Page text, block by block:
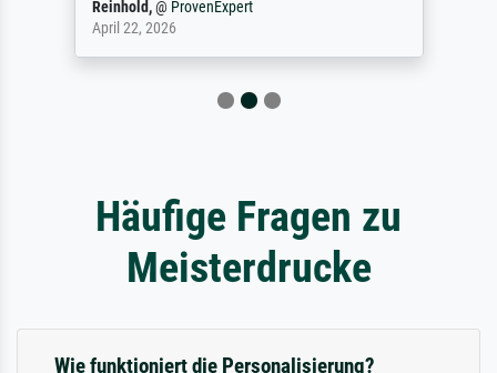
Reinhold,@ ProvenExpert
April 22, 2026
Häufige Fragen zu
Meisterdrucke
Wie funktioniert die Personalisierung?